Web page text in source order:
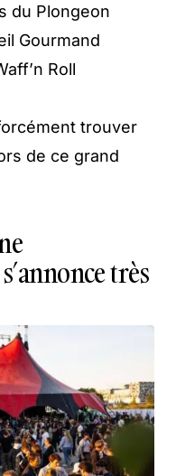
du Plongeon
Gourmand
Roll
trouver
de ce grand
très